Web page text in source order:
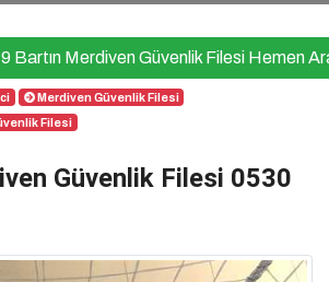
Bartın Merdiven Güvenlik Filesi Hemen
Merdiven Güvenlik Filesi
Filesi
Güvenlik Filesi 0530